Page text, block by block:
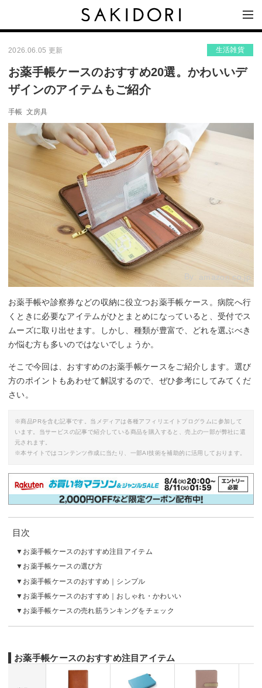
2026.06.05 更新 生活雑貨
お薬手帳ケースのおすすめ20選。かわいいデ
ザインのアイテムもご紹介
手帳 文房具
By: amazon.co.jp
お薬手帳や診察券などの収納に役立つお薬手帳ケース。病院へ行
くときに必要なアイテムがひとまとめになっていると、受付でス
ムーズに取り出せます。しかし、種類が豊富で、どれを選ぶべき
か悩む方も多いのではないでしょうか。
そこで今回は、おすすめのお薬手帳ケースをご紹介します。選び
方のポイントもあわせて解説するので、ぜひ参考にしてみてくだ
さい。
※商品PRを含む記事です。当メディアは各種アフィリエイトプログラムに参加して
います。当サービスの記事で紹介している商品を購入すると、売上の一部が弊社に還
元されます。
※本サイトではコンテンツ作成に当たり、一部AI技術を補助的に活用しております。
目次
お薬手帳ケースのおすすめ注目アイテム
お薬手帳ケースの選び方
お薬手帳ケースのおすすめ｜シンプル
お薬手帳ケースのおすすめ｜おしゃれ・かわいい
お薬手帳ケースの売れ筋ランキングをチェック
お薬手帳ケースのおすすめ注目アイテム